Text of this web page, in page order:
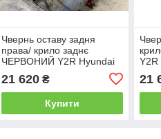
Чвернь оставу задня
права/ крило заднє
ЧЕРВОНИЙ Y2R Hyundai
71504K4C0
21 620₴
Купити
Y2R
21